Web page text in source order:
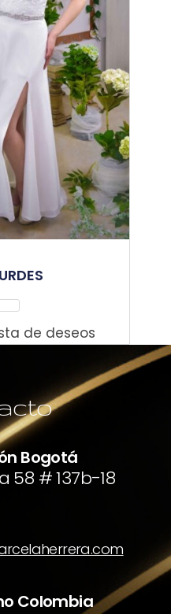
de deseos
Bogotá
58 # 137b-18
Colombia